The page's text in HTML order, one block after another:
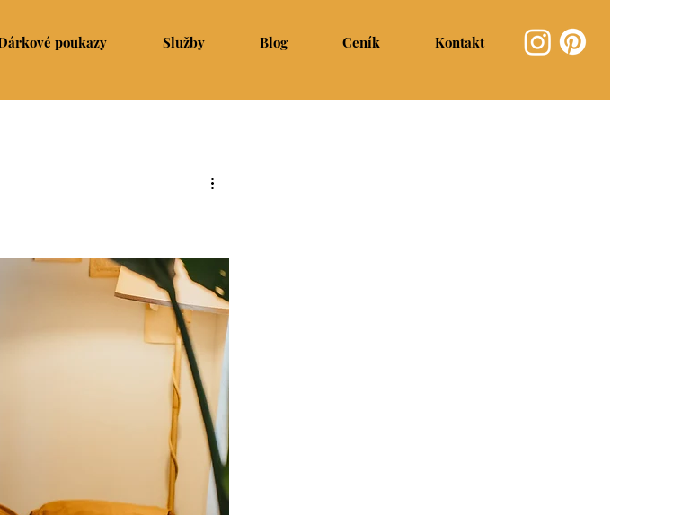
poukazy Služby Blog Ceník Kontakt